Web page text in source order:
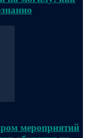
мероприятий